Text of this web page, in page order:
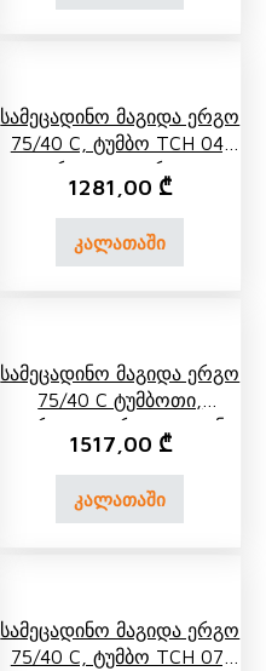
Სამეცადინო Მაგიდა Ერგო
75/40 C, Ტუმბო TCH 04,
Გვერდითა Თაროთი,
Უკანა Ერთ Და Ორ
Იარუსიანი Თარო
1281,00 ₾
კალათაში
Სამეცადინო Მაგიდა Ერგო
75/40 C Ტუმბოთი,
Გვერდითა Ერთ Და Უკანა
Ორი Ორ Იარუსიანი
Თაროთი
1517,00 ₾
კალათაში
Სამეცადინო Მაგიდა Ერგო
75/40 C, Ტუმბო TCH 07,